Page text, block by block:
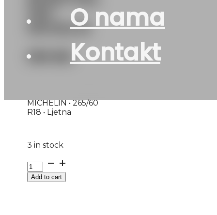
O nama
Kontakt
MICHELIN
390
MICHELIN • 265/60
R18 • Ljetna
3 in stock
265/60R18
4X4
PILOT-
Add to cart